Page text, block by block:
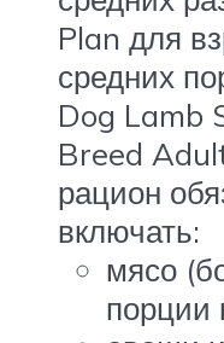
Plan для
средних
Dog Lamb
Breed
рацион
включать:
мясо
порции